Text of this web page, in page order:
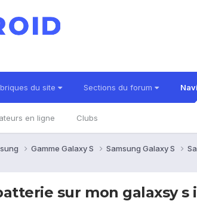
du site Sections du forum
en ligne Clubs
Gamme Galaxy S Samsung Galaxy S
sur mon galaxsy s